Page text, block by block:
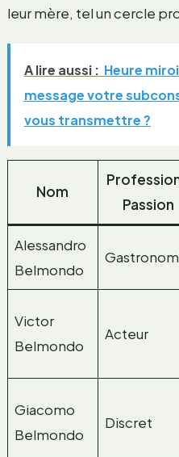
leur mère, tel un cercle
A lire aussi : Heure
message votre
vous transmettre ?
Nom
Passion
Alessandro
Belmondo
Victor
Belmondo
Acteur
Giacomo
Belmondo
Discret